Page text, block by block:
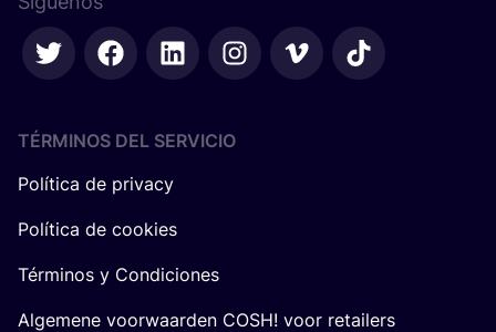
TÉRMINOS DEL SERVICIO
Política de privacy
Política de cookies
Términos y Condiciones
Algemene voorwaarden COSH! voor retailers